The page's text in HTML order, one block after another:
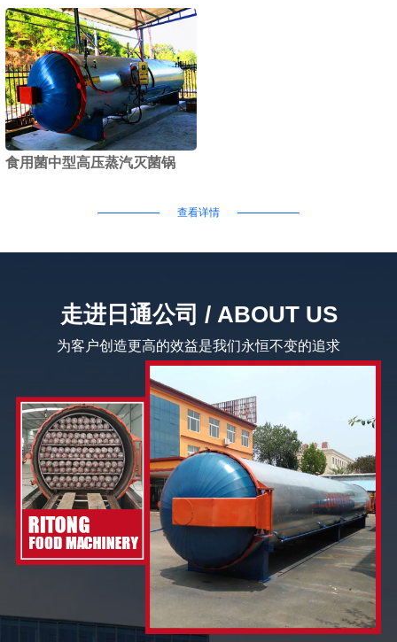
食用菌中型高压蒸汽灭菌锅
查看详情
走进日通公司 / ABOUT US
为客户创造更高的效益是我们永恒不变的追求